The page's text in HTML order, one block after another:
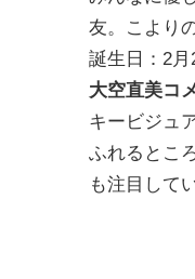
友。こより
誕生日：2
大空直美コ
キービジュ
ふれるとこ
も注目して